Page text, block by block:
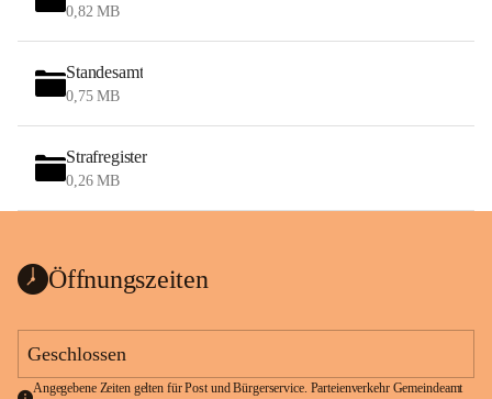
0,82 MB
Standesamt
0,75 MB
Strafregister
0,26 MB
Öffnungszeiten
Geschlossen
Angegebene Zeiten gelten für Post und Bürgerservice. Parteienverkehr Gemeindeamt